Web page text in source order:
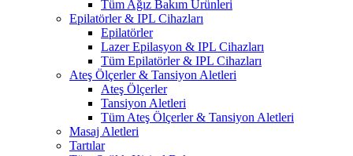
Tüm Ağız Bakım Ürünleri
Epilatörler & IPL Cihazları
Epilatörler
Lazer Epilasyon & IPL Cihazları
Tüm Epilatörler & IPL Cihazları
Ateş Ölçerler & Tansiyon Aletleri
Ateş Ölçerler
Tansiyon Aletleri
Tüm Ateş Ölçerler & Tansiyon Aletleri
Masaj Aletleri
Tartılar